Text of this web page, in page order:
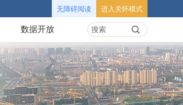
无障碍阅读 进入关怀模式
数据开放